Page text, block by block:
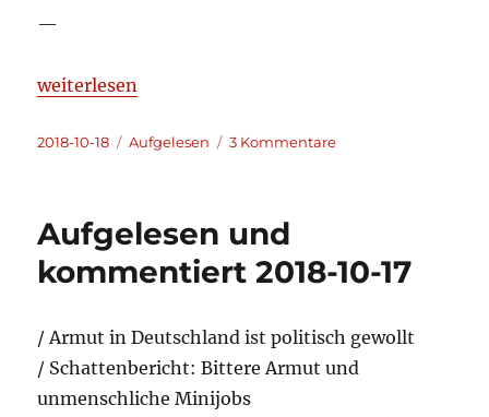
—
„Aufgelesen und kommentiert 2018-10-18“
weiterlesen
Veröffentlicht
2018-10-18 Kategorien
Aufgelesen 3 Kommentarezu
18
Aufgelesen und
kommentiert 2018-10-17
/ Armut in Deutschland ist politisch gewollt
/ Schattenbericht: Bittere Armut und
unmenschliche Minijobs